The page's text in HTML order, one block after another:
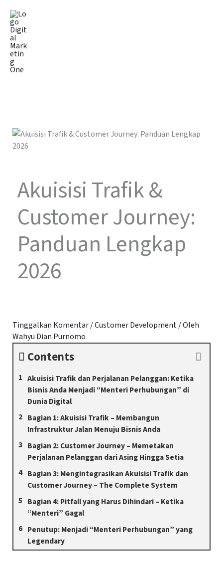
konten
Akuisisi Trafik &
Customer Journey:
Panduan Lengkap
2026
Tinggalkan Komentar/Customer Development/ Oleh
Wahyu Dian Purnomo
Contents
Akuisisi Trafik dan Perjalanan Pelanggan: Ketika
Bisnis Anda Menjadi “Menteri Perhubungan” di
Dunia Digital
Bagian 1: Akuisisi Trafik – Membangun
Infrastruktur Jalan Menuju Bisnis Anda
Bagian 2: Customer Journey – Memetakan
Perjalanan Pelanggan dari Asing Hingga Setia
Bagian 3: Mengintegrasikan Akuisisi Trafik dan
Customer Journey – The Complete System
Bagian 4: Pitfall yang Harus Dihindari – Ketika
“Menteri” Gagal
Penutup: Menjadi “Menteri Perhubungan” yang
Legendary